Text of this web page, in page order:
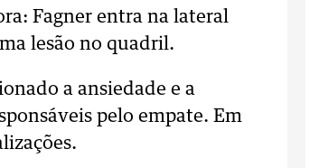
Fagner entra na lateral
lesão no quadril.
a ansiedade e a
pelo empate. Em